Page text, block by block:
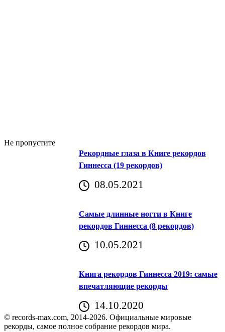
Не пропустите
Рекордные глаза в Книге рекордов
Гиннесса (19 рекордов)
08.05.2021
Самые длинные ногти в Книге
рекордов Гиннесса (8 рекордов)
10.05.2021
Книга рекордов Гиннесса 2019: самые
впечатляющие рекорды
14.10.2020
© records-max.com, 2014-2026. Официальные мировые
рекорды, самое полное собрание рекордов мира.